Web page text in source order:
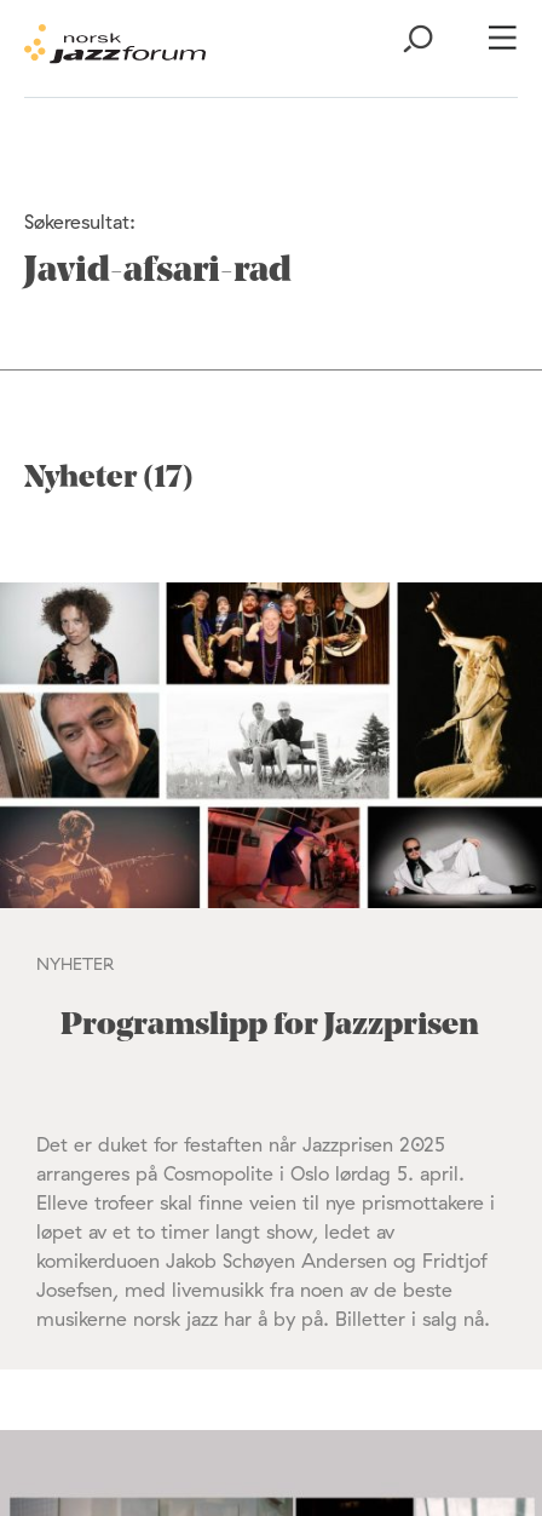
Søkeresultat:
Javid-afsari-rad
Nyheter (17)
NYHETER
Programslipp for Jazzprisen
Det er duket for festaften når Jazzprisen 2025
arrangeres på Cosmopolite i Oslo lørdag 5. april.
Elleve trofeer skal finne veien til nye prismottakere i
løpet av et to timer langt show, ledet av
komikerduoen Jakob Schøyen Andersen og Fridtjof
Josefsen, med livemusikk fra noen av de beste
musikerne norsk jazz har å by på. Billetter i salg nå.